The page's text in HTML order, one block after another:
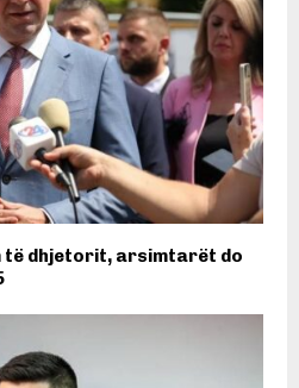
të dhjetorit, arsimtarët do